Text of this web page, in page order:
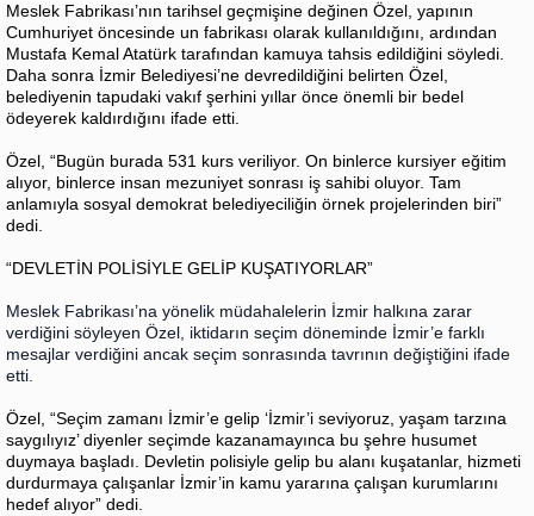
Meslek Fabrikası’nın tarihsel geçmişine değinen Özel, yapının
Cumhuriyet öncesinde un fabrikası olarak kullanıldığını, ardından
Mustafa Kemal Atatürk tarafından kamuya tahsis edildiğini söyledi.
Daha sonra İzmir Belediyesi’ne devredildiğini belirten Özel,
belediyenin tapudaki vakıf şerhini yıllar önce önemli bir bedel
ödeyerek kaldırdığını ifade etti.
Özel, “Bugün burada 531 kurs veriliyor. On binlerce kursiyer eğitim
alıyor, binlerce insan mezuniyet sonrası iş sahibi oluyor. Tam
anlamıyla sosyal demokrat belediyeciliğin örnek projelerinden biri”
dedi.
“DEVLETİN POLİSİYLE GELİP KUŞATIYORLAR”
Meslek Fabrikası’na yönelik müdahalelerin İzmir halkına zarar
verdiğini söyleyen Özel, iktidarın seçim döneminde İzmir’e farklı
mesajlar verdiğini ancak seçim sonrasında tavrının değiştiğini ifade
etti.
Özel, “Seçim zamanı İzmir’e gelip ‘İzmir’i seviyoruz, yaşam tarzına
saygılıyız’ diyenler seçimde kazanamayınca bu şehre husumet
duymaya başladı. Devletin polisiyle gelip bu alanı kuşatanlar, hizmeti
durdurmaya çalışanlar İzmir’in kamu yararına çalışan kurumlarını
hedef alıyor” dedi.